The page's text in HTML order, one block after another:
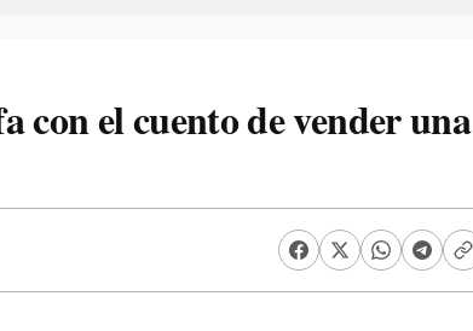
con el cuento de vender una